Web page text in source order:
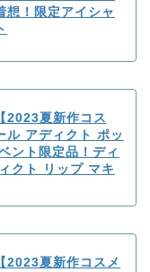
想！限定アイシャ
2023夏新作コス
ル アディクト ポッ
ント限定品！ディ
クト リップ マキ
2023夏新作コスメ